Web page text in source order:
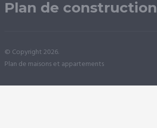
Plan de construction
© Copyright 2026.
Plan de maisons et appartements